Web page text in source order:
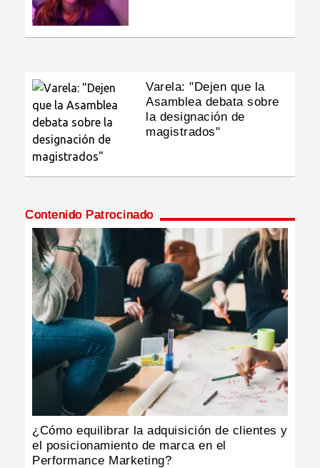
Varela: "Dejen que la
Asamblea debata sobre
la designación de
magistrados"
Contenido Patrocinado
¿Cómo equilibrar la adquisición de clientes y
el posicionamiento de marca en el
Performance Marketing?